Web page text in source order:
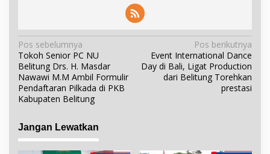
N
a
v
i
g
s
Pos sebelumnya
Tokoh Senior PC NU
Belitung Drs. H. Masdar
Nawawi M.M Ambil Formulir
Pendaftaran Pilkada di PKB
Kabupaten Belitung
Pos berikutnya
Event International Dance
Day di Bali, Ligat Production
dari Belitung Torehkan
prestasi
Jangan Lewatkan